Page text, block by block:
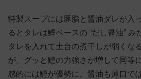
特製スープには豚脂と醤油ダレが入
るとタレは鰹ベースの “だし醤油” み
タレを入れて土台の煮干しが弱くな
が、グッと鰹の力強さが増して同
感的には鰹が優勢に。醤油も薄口で